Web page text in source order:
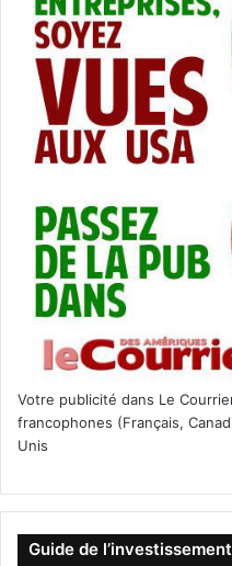
Ernest
États-Unis
recette
recettes
Sandwich
Sloppy
Sloppy
Votre publicité dans Le
francophones (Français,
Unis
Guide de